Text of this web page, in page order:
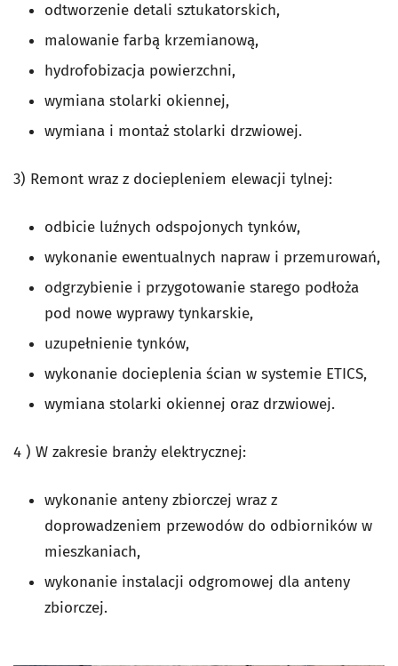
odtworzenie detali sztukatorskich,
malowanie farbą krzemianową,
hydrofobizacja powierzchni,
wymiana stolarki okiennej,
wymiana i montaż stolarki drzwiowej.
3) Remont wraz z dociepleniem elewacji tylnej:
odbicie luźnych odspojonych tynków,
wykonanie ewentualnych napraw i przemurowań,
odgrzybienie i przygotowanie starego podłoża
pod nowe wyprawy tynkarskie,
uzupełnienie tynków,
wykonanie docieplenia ścian w systemie ETICS,
wymiana stolarki okiennej oraz drzwiowej.
4 ) W zakresie branży elektrycznej:
wykonanie anteny zbiorczej wraz z
doprowadzeniem przewodów do odbiorników w
mieszkaniach,
wykonanie instalacji odgromowej dla anteny
zbiorczej.